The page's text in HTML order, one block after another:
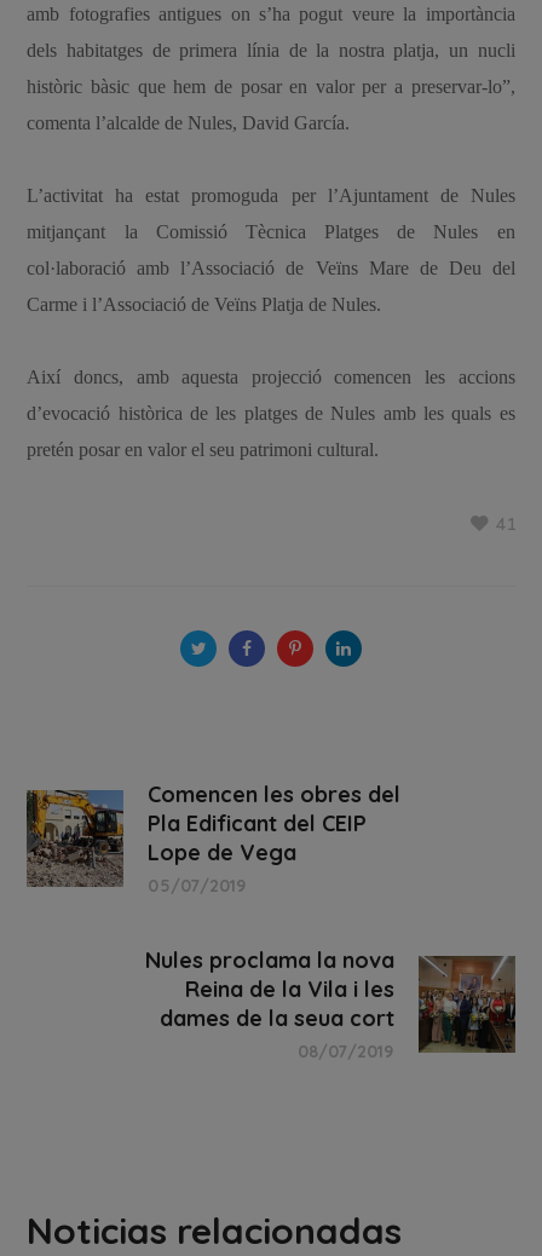
amb fotografies antigues on s’ha pogut veure la importància
dels habitatges de primera línia de la nostra platja, un nucli
històric bàsic que hem de posar en valor per a preservar-lo”,
comenta l’alcalde de Nules, David García.
L’activitat ha estat promoguda per l’Ajuntament de Nules
mitjançant la Comissió Tècnica Platges de Nules en
col·laboració amb l’Associació de Veïns Mare de Deu del
Carme i l’Associació de Veïns Platja de Nules.
Així doncs, amb aquesta projecció comencen les accions
d’evocació històrica de les platges de Nules amb les quals es
pretén posar en valor el seu patrimoni cultural.
41
Comencen les obres del
Pla Edificant del CEIP
Lope de Vega
05/07/2019
Nules proclama la nova
Reina de la Vila i les
dames de la seua cort
08/07/2019
Noticias relacionadas